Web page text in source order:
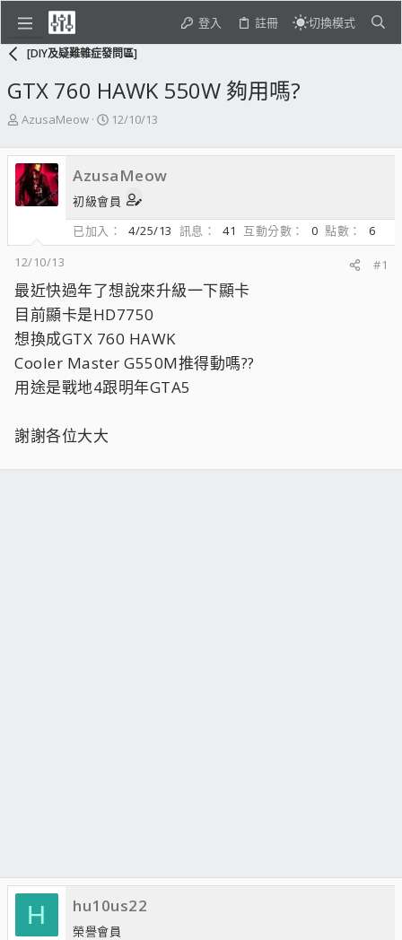
登入 註冊 切換模式
[DIY及疑難雜症發問區]
GTX 760 HAWK 550W 夠用嗎?
主
發
起
人
AzusaMeow
開
日
期
12/10/13
AzusaMeow
初級會員
已加入
4/25/13 訊息 41 互動分數 0 點數
6
12/10/13
#1
最近快過年了想說來升級一下顯卡
目前顯卡是HD7750
想換成GTX 760 HAWK
Cooler Master G550M推得動嗎??
用途是戰地4跟明年GTA5
謝謝各位大大
H hu10us22
榮譽會員